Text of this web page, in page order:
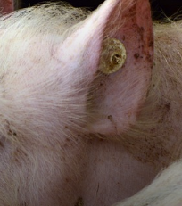
melkvee
voor varkens